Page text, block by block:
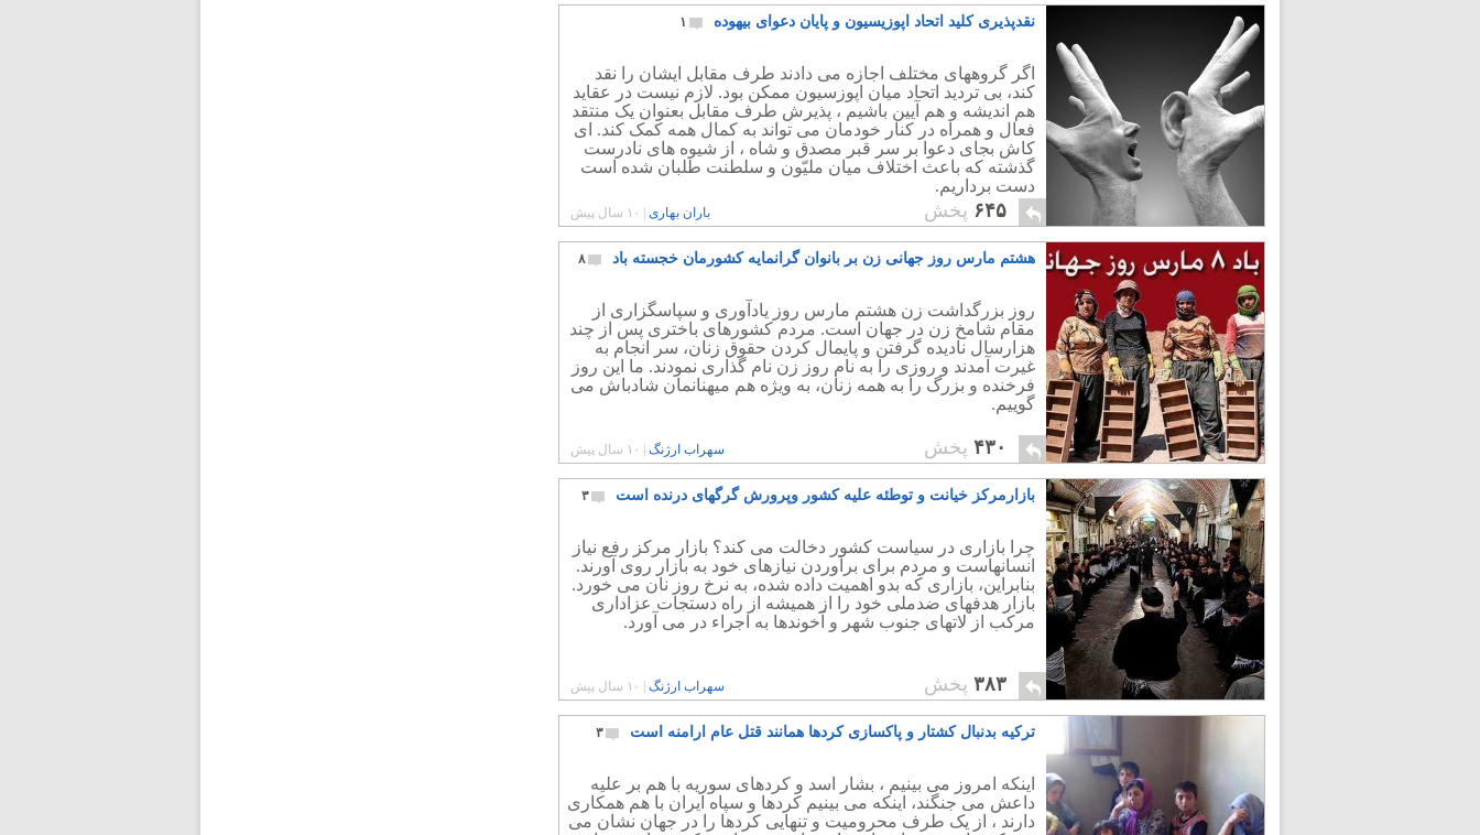
نقدپذیری کلید اتحاد اپوزیسیون و پایان دعوای بیهوده ۱
اگر گروههای مختلف اجازه می دادند طرف مقابل ایشان را نقد
کند، بی تردید اتحاد میان اپوزسیون ممکن بود. لازم نیست در عقاید
هم اندیشه و هم آیین باشیم ، پذیرش طرف مقابل بعنوان یک منتقد
فعال و همراه در کنار خودمان می تواند به کمال همه کمک کند. ای
کاش بجای دعوا بر سر قبر مصدق و شاه ، از شیوه های نادرست
گذشته که باعث اختلاف میان ملیّون و سلطنت طلبان شده است
دست برداریم.
۶۴۵ پخش باران بهاری ۱۰ سال پیش
هشتم مارس روز جهانی زن بر بانوان گرانمایه کشورمان خجسته باد ۸
روز بزرگداشت زن هشتم مارس روز یادآوری و سپاسگزاری از
مقام شامخ زن در جهان است. مردم کشورهای باختری پس از چند
هزارسال نادیده گرفتن و پایمال کردن حقوق زنان، سر انجام به
غیرت آمدند و روزی را به نام روز زن نام گذاری نمودند. ما این روز
فرخنده و بزرگ را به همه زنان، به ویژه هم میهنانمان شادباش می
گوییم.
۴۳۰ پخش سهراب ارژنگ ۱۰ سال پیش
بازارمرکز خیانت و توطئه علیه کشور وپرورش گرگهای درنده است ۳
چرا بازاری در سیاست کشور دخالت می کند؟ بازار مرکز رفع نیاز
انسانهاست و مردم برای برآوردن نیازهای خود به بازار روی آورند.
بنابراین، بازاری که بدو اهمیت داده شده، به نرخ روز نان می خورد.
بازار هدفهای ضدملی خود را از همیشه از راه دستجات عزاداری
مرکب از لاتهای جنوب شهر و آخوندها به اجراء در می آورد.
۳۸۳ پخش سهراب ارژنگ ۱۰ سال پیش
ترکیه بدنبال کشتار و پاکسازی کردها همانند قتل عام ارامنه است ۳
اینکه امروز می بینیم ، بشار اسد و کردهای سوریه با هم بر علیه
داعش می جنگند، اینکه می بینیم کردها و سپاه ایران با هم همکاری
دارند ، از یک طرف محرومیت و تنهایی کردها را در جهان نشان می